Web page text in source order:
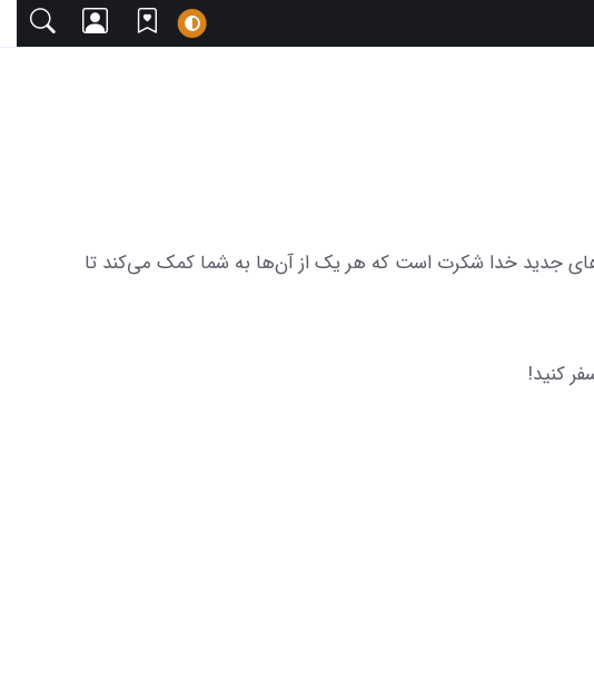
از عکس‌های متنوع و زیبا دعوت می‌کنیم. این مجموعه شامل 34 عکس از زیبایی های جدید خدا شکرت است که هر یک از آن‌ها به شما کمک می‌کند تا
کنید!